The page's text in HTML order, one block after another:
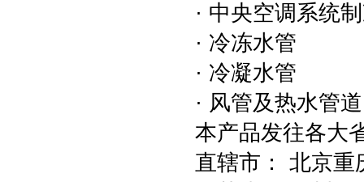
· 中央空调系统
· 冷冻水管
· 冷凝水管
· 风管及热水管道
本产品发往各大
直辖市： 北京